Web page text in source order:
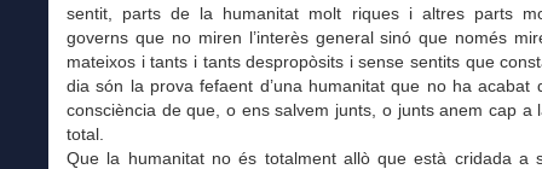
sentit, parts de la humanitat molt riques i altres parts
governs que no miren l’interès general sinó que només
mateixos i tants i tants despropòsits i sense sentits que
dia són la prova fefaent d’una humanitat que no ha acabat
consciència de que, o ens salvem junts, o junts anem cap a
total.
Que la humanitat no és totalment allò que està cridada a